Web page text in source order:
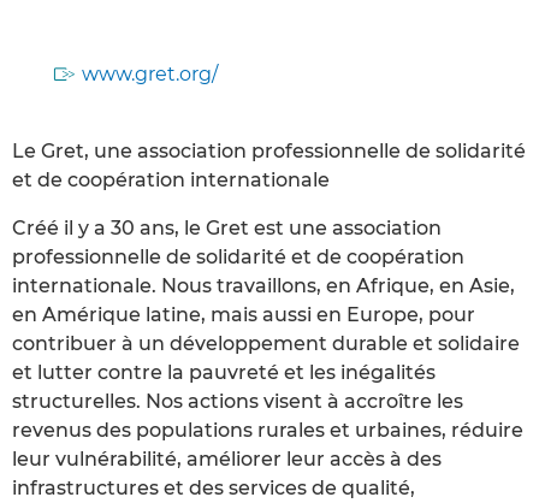
www.gret.org/
Le Gret, une association professionnelle de solidarité
et de coopération internationale
Créé il y a 30 ans, le Gret est une association
professionnelle de solidarité et de coopération
internationale. Nous travaillons, en Afrique, en Asie,
en Amérique latine, mais aussi en Europe, pour
contribuer à un développement durable et solidaire
et lutter contre la pauvreté et les inégalités
structurelles. Nos actions visent à accroître les
revenus des populations rurales et urbaines, réduire
leur vulnérabilité, améliorer leur accès à des
infrastructures et des services de qualité,